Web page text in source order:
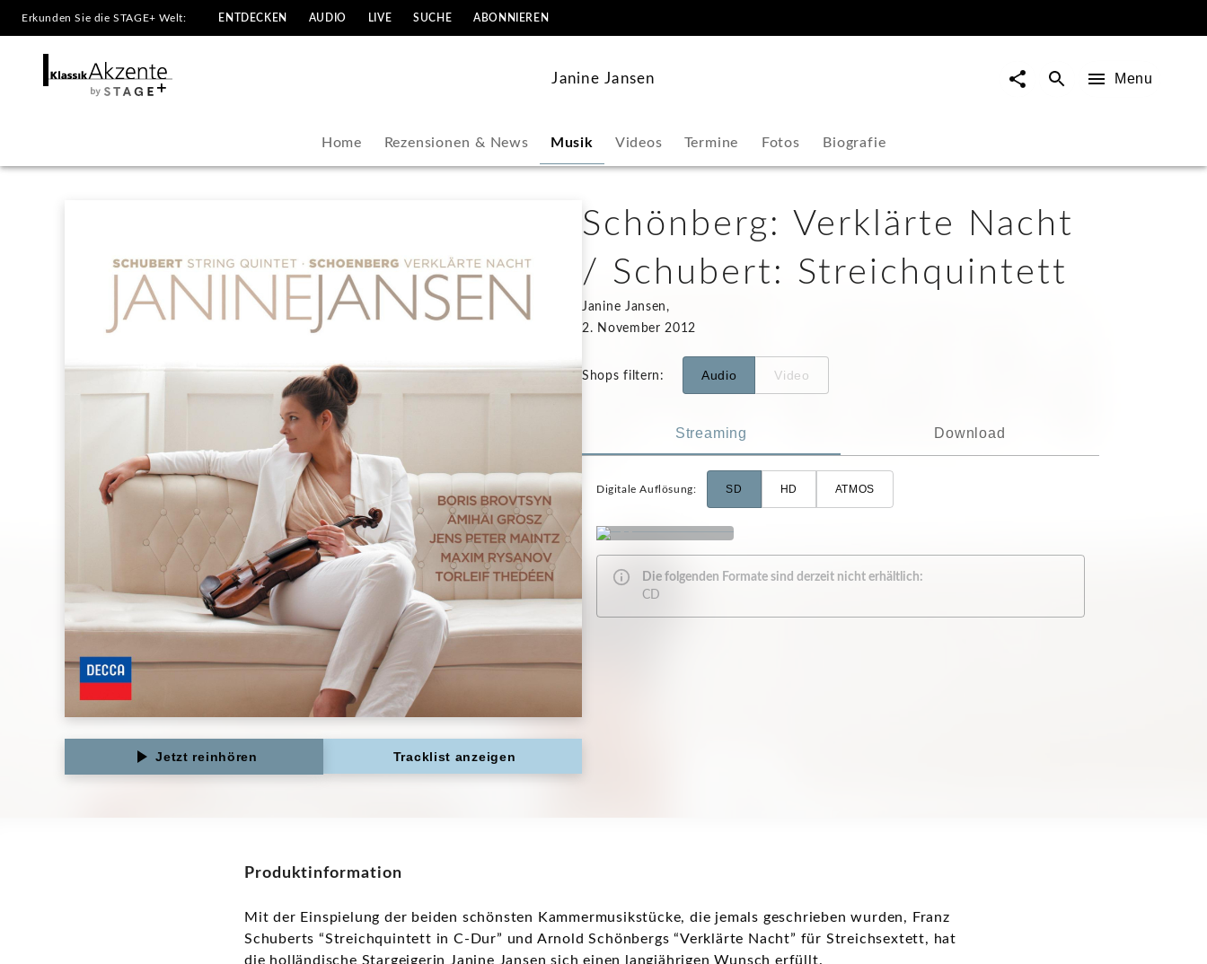
Janine
Jansen
KlassikAkzente
Erkunden Sie die STAGE+ Welt: ENTDECKEN AUDIO LIVE SUCHE ABONNIEREN
Janine Jansen Menu
Home Rezensionen & News Musik Videos Termine Fotos Biografie
Jetzt reinhören Tracklist anzeigen
Schönberg: Verklärte Nacht
/ Schubert: Streichquintett
Janine Jansen,
2. November 2012
Shops filtern : Audio Video
Streaming Download
Digitale Auflösung: SD HD ATMOS
Die folgenden Formate sind derzeit nicht erhältlich:
CD
Produktinformation
Mit der Einspielung der beiden schönsten Kammermusikstücke, die jemals geschrieben wurden, Franz
Schuberts “Streichquintett in C-Dur” und Arnold Schönbergs “Verklärte Nacht” für Streichsextett, hat
die holländische Stargeigerin Janine Jansen sich einen langjährigen Wunsch erfüllt.